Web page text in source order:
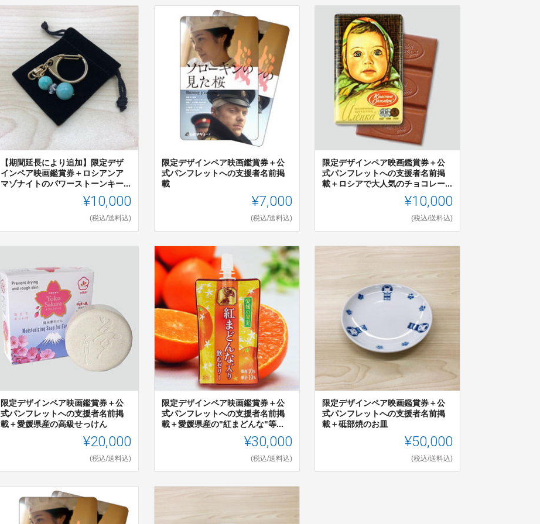
【期間延長により追加】限定デザ
インペア映画鑑賞券＋ロシアンア
マゾナイトのパワーストーンキー...
¥10,000
(税込/送料込)
限定デザインペア映画鑑賞券＋公
式パンフレットへの支援者名前掲
載
¥7,000
(税込/送料込)
限定デザインペア映画鑑賞券＋公
式パンフレットへの支援者名前掲
載＋ロシアで大人気のチョコレー...
¥10,000
(税込/送料込)
限定デザインペア映画鑑賞券＋公
式パンフレットへの支援者名前掲
載＋愛媛県産の高級せっけん
¥20,000
(税込/送料込)
限定デザインペア映画鑑賞券＋公
式パンフレットへの支援者名前掲
載＋愛媛県産の"紅まどんな"等...
¥30,000
(税込/送料込)
限定デザインペア映画鑑賞券＋公
式パンフレットへの支援者名前掲
載＋砥部焼のお皿
¥50,000
(税込/送料込)